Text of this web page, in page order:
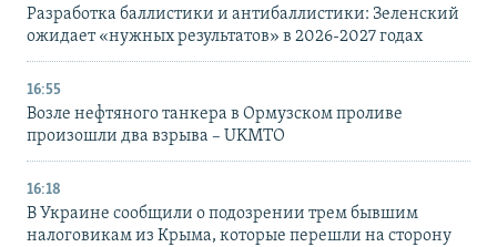
Разработка баллистики и антибаллистики: Зеленский
ожидает «нужных результатов» в 2026-2027 годах
16:55
Возле нефтяного танкера в Ормузском проливе
произошли два взрыва – UKMTO
16:18
В Украине сообщили о подозрении трем бывшим
налоговикам из Крыма, которые перешли на сторону